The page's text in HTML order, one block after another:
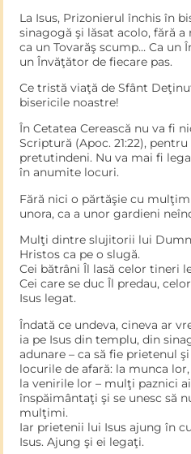
La Isus, Prizonierul închis în
sinagogă şi lăsat acolo, fără
ca un Tovarăş scump… Ca un
un Învăţător de fiecare pas.
Ce tristă viaţă de Sfânt
bisericile noastre!
În Cetatea Cerească nu va fi
Scriptură (Apoc. 21:22),
pretutindeni. Nu va mai fi
în anumite locuri.
Fără nici o părtăşie cu
unora, ca a unor gardieni
Mulţi dintre slujitorii lui
Hristos ca pe o slugă.
Cei bătrâni Îl lasă celor tineri
Cei care se duc Îl predau,
Isus legat.
Îndată ce undeva, cineva ar
ia pe Isus din templu, din
adunare – ca să fie prietenul
locurile de afară: la munca
la venirile lor – mulţi paznici
înspăimântaţi şi se unesc să
mulţimi.
Iar prietenii lui Isus ajung în
Isus. Ajung şi ei legaţi.